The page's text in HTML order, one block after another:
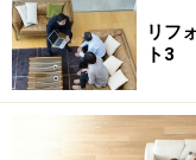
リフ
ト3